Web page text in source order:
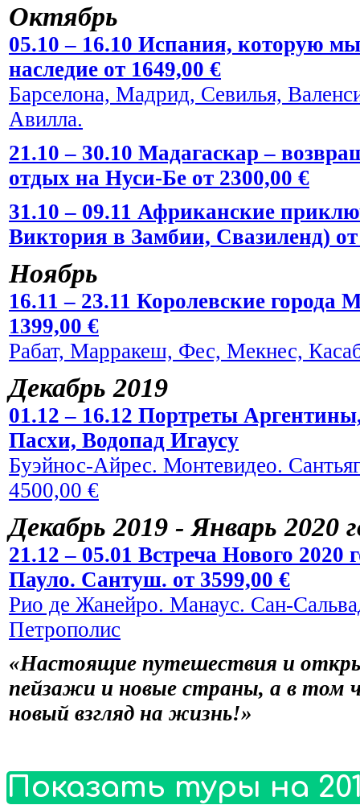
Октябрь
05.10 – 16.10 Испания, которую
наследие от 1649,00 €
Барселона, Мадрид, Севилья,
Авилла.
21.10 – 30.10 Мадагаскар –
отдых на Нуси-Бе от 2300,00 €
31.10 – 09.11 Африканские
Виктория в Замбии, Свазиленд) от
Ноябрь
16.11 – 23.11 Королевские
1399,00 €
Рабат, Марракеш, Фес, Мекнес,
Декабрь 2019
01.12 – 16.12 Портреты
Пасхи, Водопад Игаусу
Буэйнос-Айрес. Монтевидео.
4500,00 €
Декабрь 2019 - Январь 2020
21.12 – 05.01 Встреча Нового
Пауло. Сантуш. от 3599,00 €
Рио де Жанейро. Манаус. Сан-
Петрополис
«Настоящие путешествия и
пейзажи и новые страны, а в том
новый взгляд на жизнь!»
Показать туры на